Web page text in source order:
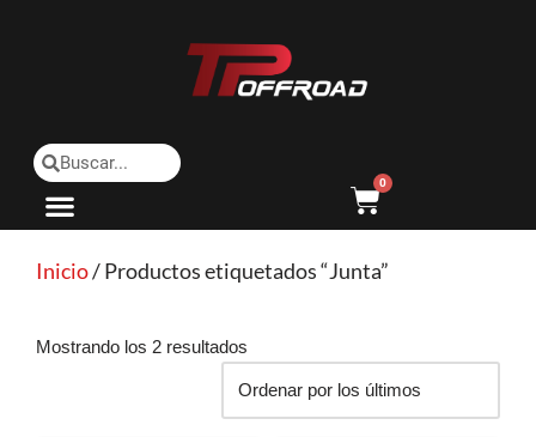
0
Inicio/ Productos etiquetados “Junta”
Mostrando los 2 resultados